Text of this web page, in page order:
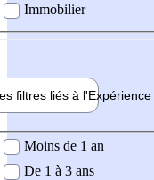
Immobilier
filtres liés à l'Expérience
demandée
Moins de 1 an
De 1 à 3 ans